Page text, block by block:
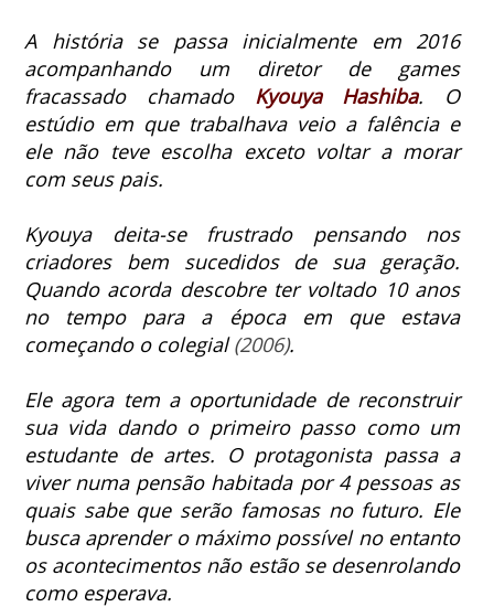
A história se passa inicialmente em 2016
acompanhando um diretor de games
fracassado chamado
Kyouya Hashiba. O
estúdio em que trabalhava veio a falência e
ele não teve escolha exceto voltar a morar
com seus pais.
Kyouya deita-se frustrado pensando nos
criadores bem sucedidos de sua geração.
Quando acorda descobre ter voltado 10 anos
no tempo para aépoca em que estava
começando o colegial(2006).
Ele agora tem a oportunidade de reconstruir
sua vida dando o primeiro passo como um
estudante de artes. O protagonista passa a
viver numa pensão habitada por 4 pessoas as
quais sabe que serão famosas no futuro. Ele
busca aprender o máximo possível no entanto
os acontecimentos não estão se desenrolando
como esperava.